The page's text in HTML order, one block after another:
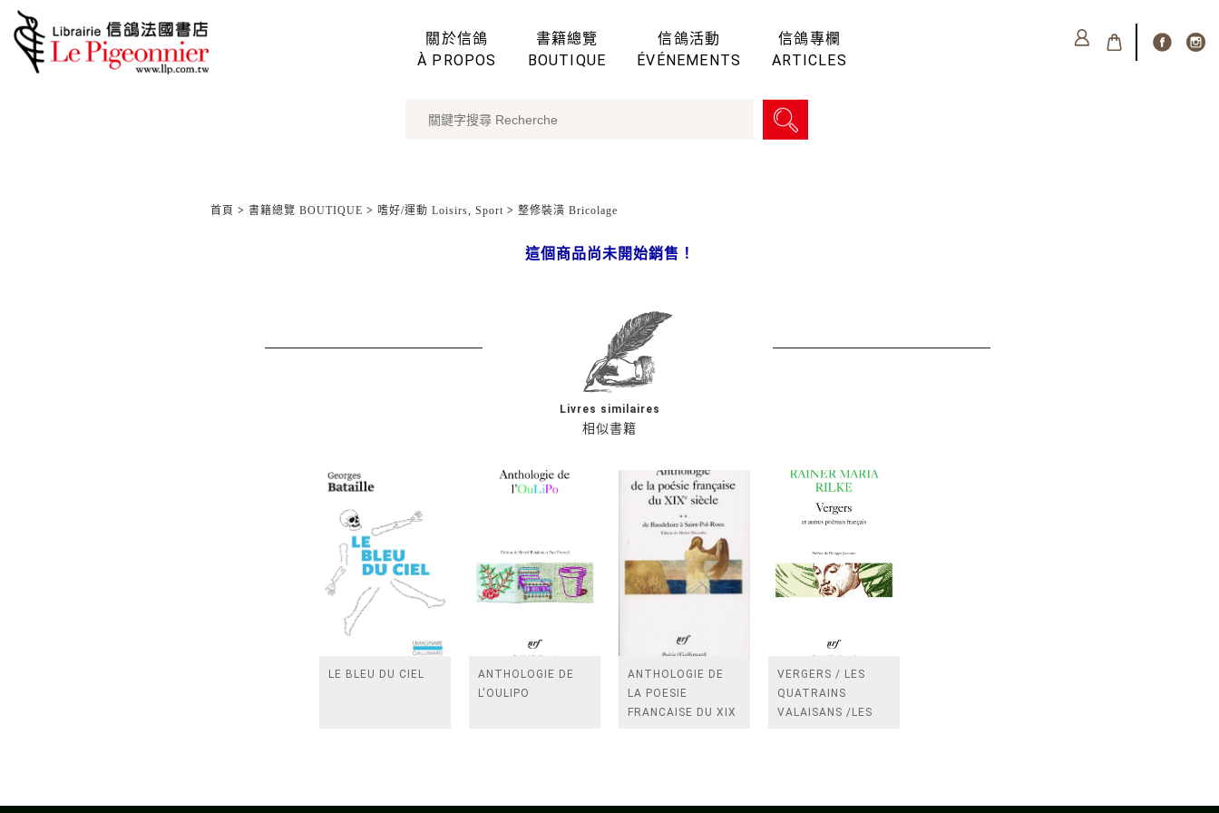
關於信鴿
À PROPOS
書籍總覽
BOUTIQUE
信鴿活動
ÉVÉNEMENTS
信鴿專欄
ARTICLES
首頁 > 書籍總覽 BOUTIQUE > 嗜好/運動 Loisirs, Sport > 整修裝潢 Bricolage
這個商品尚未開始銷售！
相似書籍
Livres similaires
LE BLEU DU CIEL
ANTHOLOGIE DE
L'OULIPO
ANTHOLOGIE DE
LA POESIE
FRANCAISE DU XIX
VERGERS / LES
QUATRAINS
VALAISANS /LES